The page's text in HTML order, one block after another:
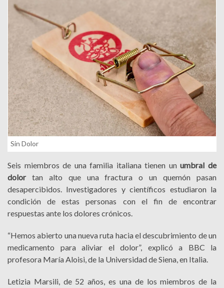
Sin Dolor
Seis miembros de una familia italiana tienen unumbral de
dolortan alto que una fractura o un quemón pasan
desapercibidos. Investigadores y científicos estudiaron la
condición de estas personas con el fin de encontrar
respuestas ante los dolores crónicos.
“Hemos abierto una nueva ruta hacia el descubrimiento de un
medicamento para aliviar el dolor”, explicó a BBC la
profesora María Aloisi, de la Universidad de Siena, en Italia.
Letizia Marsili, de 52 años, es una de los miembros de la